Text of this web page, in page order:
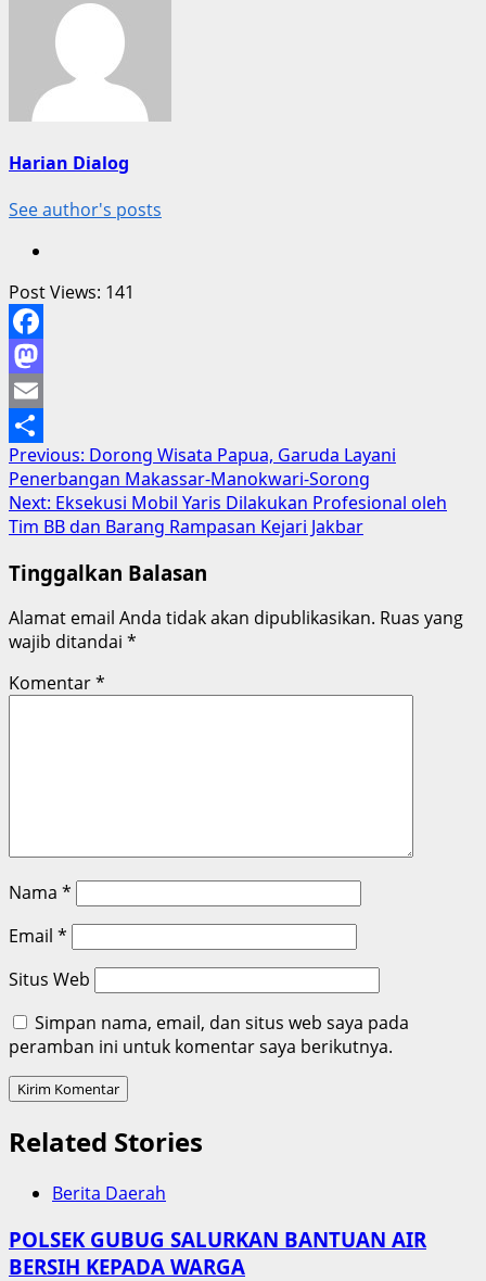
Harian Dialog
See author's posts
Post Views: 141
Facebook
Mastodon
Email
Share
Post
navigation
Previous: Dorong Wisata Papua, Garuda Layani
Penerbangan Makassar-Manokwari-Sorong
Next: Eksekusi Mobil Yaris Dilakukan Profesional oleh
Tim BB dan Barang Rampasan Kejari Jakbar
Tinggalkan Balasan
Alamat email Anda tidak akan dipublikasikan. Ruas yang
wajib ditandai *
Komentar*
Nama *
Email *
Situs Web
Simpan nama, email, dan situs web saya pada
peramban ini untuk komentar saya berikutnya.
Related Stories
Berita Daerah
POLSEK GUBUG SALURKAN BANTUAN AIR
BERSIH KEPADA WARGA